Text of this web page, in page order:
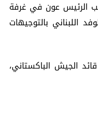
الرئيس عون في غرفة
اللبناني بالتوجيهات
الجيش الباكستاني،